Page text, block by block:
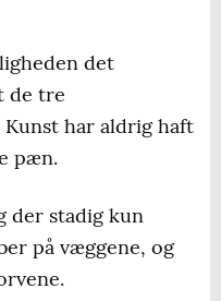
det
de tre
har aldrig haft
pæn.
der stadig kun
på væggene, og